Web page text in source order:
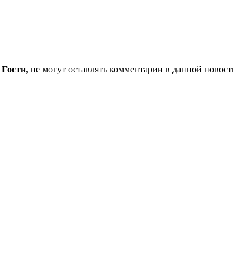
Гости, не могут оставлять комментарии в данной